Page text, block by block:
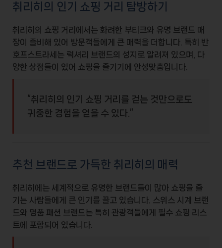
취리히의 인기 쇼핑 거리 탐방하기
취리히의 쇼핑 거리에서는 화려한 부티크와 유명 브랜드 매
장이 즐비해 있어 방문객들에게 큰 매력을 더합니다. 특히 반
호프스트라세 는 럭셔리 브랜드의 성지로 알려져 있으며, 다
양한 상점들이 있어 쇼핑을 즐기기에 안성맞춤입니다.
“취리히의 인기 쇼핑 거리를 걷는 것만으로도
귀중한 경험을 얻을 수 있다.”
추천 브랜드로 가득한 취리히의 매력
취리히에는 세계적으로 유명한 브랜드들이 많아 쇼핑을 즐
기는 사람들에게 큰 인기를 끌고 있습니다. 스위스 시계
브랜
드와 명품 패션 브랜드는 특히 관광객들에게 필수 쇼핑 리스
트에 포함되어 있습니다.